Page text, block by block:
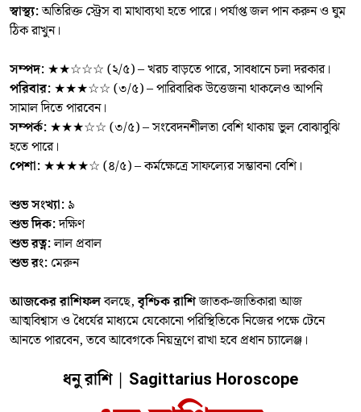
স্বাস্থ্য:অতিরিক্ত স্ট্রেস বা মাথাব্যথা হতে পারে। পর্যাপ্ত জল পান করুন ও ঘুম
ঠিক রাখুন।
সম্পদ: ★★☆☆☆ (২/৫) – খরচ বাড়তে পারে, সাবধানে চলা দরকার।
পরিবার: ★★★☆☆ (৩/৫) – পারিবারিক উত্তেজনা থাকলেও আপনি
সামাল দিতে পারবেন।
সম্পর্ক: ★★★☆☆ (৩/৫) – সংবেদনশীলতা বেশি থাকায় ভুল বোঝাবুঝি
হতে পারে।
পেশা: ★★★★☆ (৪/৫) – কর্মক্ষেত্রে সাফল্যের সম্ভাবনা বেশি।
শুভ সংখ্যা: ৯
শুভ দিক:দক্ষিণ
শুভ রত্ন:লাল প্রবাল
শুভ রং: মেরুন
আজকের রাশিফলবলছে,বৃশ্চিক রাশিজাতক-জাতিকারা আজ
আত্মবিশ্বাস ও ধৈর্যের মাধ্যমে যেকোনো পরিস্থিতিকে নিজের পক্ষে টেনে
আনতে পারবেন, তবে আবেগকে নিয়ন্ত্রণে রাখা হবে প্রধান চ্যালেঞ্জ।
ধনু রাশি | Sagittarius Horoscope